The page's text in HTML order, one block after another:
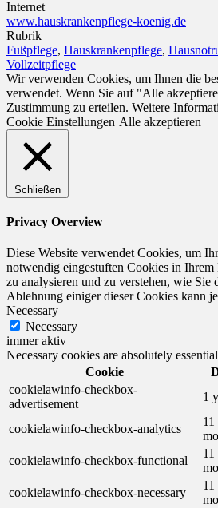
Internet
www.hauskrankenpflege-koenig.de
Rubrik
Fußpflege, Hauskrankenpflege,
Vollzeitpflege
Wir verwenden Cookies, um Ihnen die
verwendet. Wenn Sie auf "Alle
Zustimmung zu erteilen. Weitere
Cookie Einstellungen Alle akzeptieren
Schließen
Privacy Overview
Diese Website verwendet Cookies, um
notwendig eingestuften Cookies in
zu analysieren und zu verstehen, wie
Ablehnung einiger dieser Cookies kann
Necessary
Necessary
immer aktiv
Necessary cookies are absolutely
Cookie
cookielawinfo-checkbox-
advertisement
1
cookielawinfo-checkbox-analytics
11
cookielawinfo-checkbox-functional
11
cookielawinfo-checkbox-necessary
11